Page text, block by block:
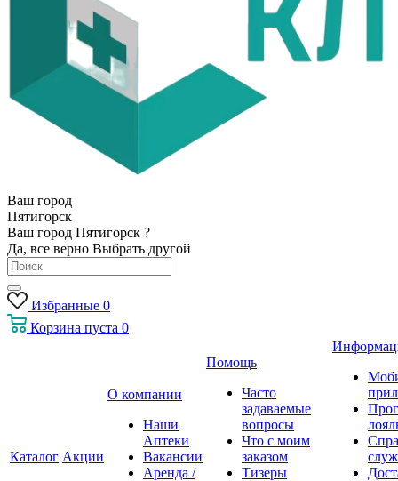
Ваш город
Пятигорск
Ваш город Пятигорск ?
Да, все верно Выбрать другой
Избранные 0
Корзина пуста 0
Каталог Акции
О компании
Наши
Аптеки
Вакансии
Аренда /
Помощь
Часто
задаваемые
вопросы
Что с моим
заказом
Тизеры